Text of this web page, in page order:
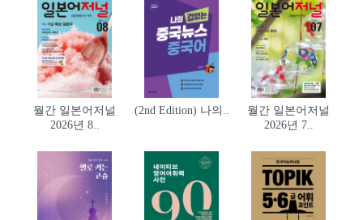
월간 일본어저널
2026년 8..
(2nd Edition) 나의..
월간 일본어저널
2026년 7..